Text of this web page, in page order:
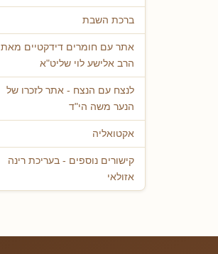
ברכת השבת
אתר עם חומרים דידקטיים מאת
הרב אלישע לוי שליט"א
לנצח עם הנצח - אתר לזכרו של
הנער משה הי"ד
אקטואליה
קישורים נוספים - בעריכת רינה
אזולאי